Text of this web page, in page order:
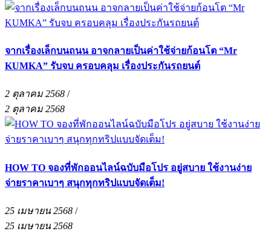
จากเรื่องเล็กบนถนน อาจกลายเป็นค่าใช้จ่ายก้อนโต “Mr
KUMKA” รับจบ ครอบคลุม เรื่องประกันรถยนต์
2 ตุลาคม 2568 /
2 ตุลาคม 2568
HOW TO จองที่พักออนไลน์ฉบับมือโปร อยู่สบาย ใช้งานง่าย
จ่ายราคาเบาๆ สนุกทุกทริปแบบจัดเต็ม!
25 เมษายน 2568 /
25 เมษายน 2568